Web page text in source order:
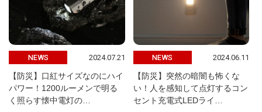
NEWS 2024.07.21
【防災】口紅サイズなのにハイ
パワー！1200ルーメンで明る
く照らす懐中電灯の…
NEWS 2024.06.11
【防災】突然の暗闇も怖くな
い！人を感知して点灯するコン
セント充電式LEDライ…